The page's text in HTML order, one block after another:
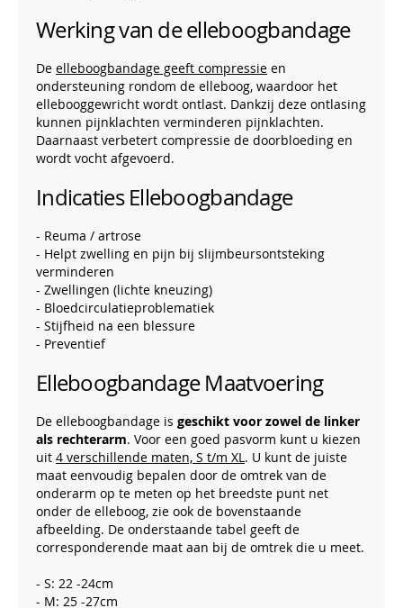
Werking van de elleboogbandage
De elleboogbandage geeft compressie en
ondersteuning rondom de elleboog, waardoor het
ellebooggewricht wordt ontlast. Dankzij deze ontlasing
kunnen pijnklachten verminderen pijnklachten.
Daarnaast verbetert compressie de doorbloeding en
wordt vocht afgevoerd.
Indicaties Elleboogbandage
- Reuma / artrose
- Helpt zwelling en pijn bij slijmbeursontsteking
verminderen
- Zwellingen (lichte kneuzing)
- Bloedcirculatieproblematiek
- Stijfheid na een blessure
- Preventief
Elleboogbandage Maatvoering
De elleboogbandage is geschikt voor zowel de linker
als rechterarm. Voor een goed pasvorm kunt u kiezen
uit 4 verschillende maten, S t/m XL. U kunt de juiste
maat eenvoudig bepalen door de omtrek van de
onderarm op te meten op het breedste punt net
onder de elleboog, zie ook de bovenstaande
afbeelding. De onderstaande tabel geeft de
corresponderende maat aan bij de omtrek die u meet.
- S: 22 -24cm
- M: 25 -27cm